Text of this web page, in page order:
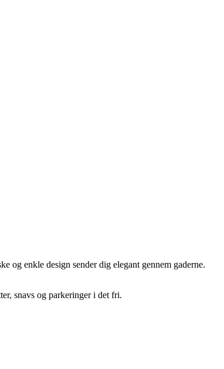
og enkle design sender dig elegant gennem gaderne.
snavs og parkeringer i det fri.